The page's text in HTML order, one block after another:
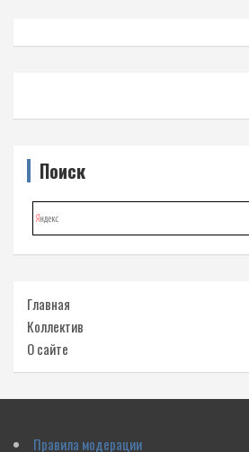
Поиск
Главная
Коллектив
О сайте
Правила модерации